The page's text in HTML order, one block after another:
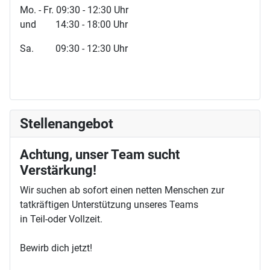
Mo. - Fr. 09:30 - 12:30 Uhr
und 14:30 - 18:00 Uhr
Sa. 09:30 - 12:30 Uhr
Stellenangebot
Achtung, unser Team sucht
Verstärkung!
Wir suchen ab sofort einen netten Menschen zur
tatkräftigen Unterstützung unseres Teams
in Teil-oder Vollzeit.
Bewirb dich jetzt!